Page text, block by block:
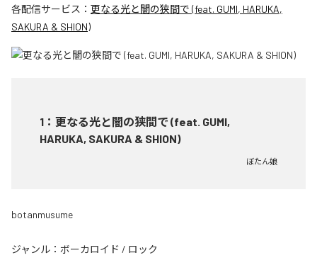
各配信サービス： 更なる光と闇の狭間で (feat. GUMI, HARUKA,
SAKURA & SHION)
1 ： 更なる光と闇の狭間で (feat. GUMI,
HARUKA, SAKURA & SHION)
ぼたん娘
botanmusume
ジャンル： ボーカロイド / ロック